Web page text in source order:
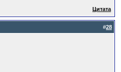
Цитата
#28